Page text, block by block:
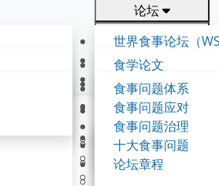
论坛
世界食事论坛（
第五届世界食事论
参与方式
往届论坛
第一届世界食学论
第二届世界食学论
研究
食学论文
出版物
论坛成果
《伊尹倡议》（
《食学带路共识》
专家解读
相关
食事问题体系
食事问题应对
食事问题治理
十大食事问题
论坛章程